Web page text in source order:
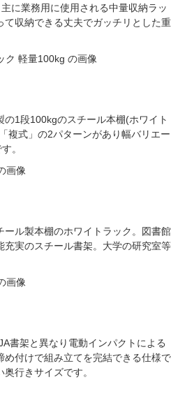
に業務用に使用される中量収納ラッ
収納できる丈夫でガッチリとした重
の1段100kgのスチール本棚(ホワイト
「複式」 の2パターンがあり幅バリエー
。
ール製本棚のホワイトラック 。図書館
実のスチール書架。 大学の研究室等
書架と異なり電動インパクトによる
付けで組み立てを完結できる仕様で
奥行きサイズです。